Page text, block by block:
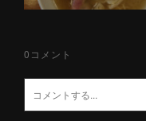
0 コメント